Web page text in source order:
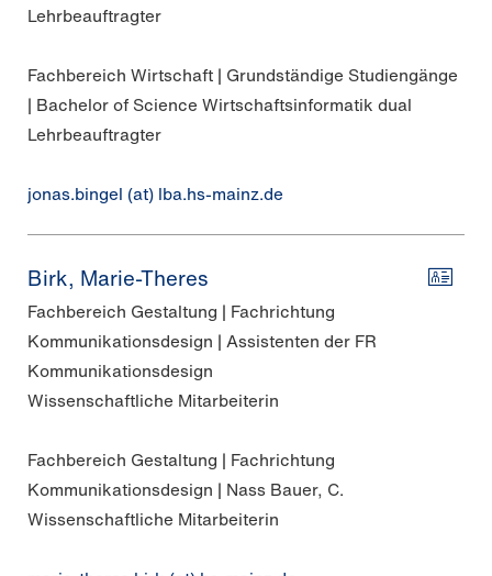
Lehrbeauftragter
Fachbereich Wirtschaft | Grundständige Studiengänge
| Bachelor of Science Wirtschaftsinformatik dual
Lehrbeauftragter
jonas.bingel (at) lba.hs-mainz.de
Birk, Marie-Theres
Fachbereich Gestaltung | Fachrichtung
Kommunikationsdesign | Assistenten der FR
Kommunikationsdesign
Wissenschaftliche Mitarbeiterin
Fachbereich Gestaltung | Fachrichtung
Kommunikationsdesign | Nass Bauer, C.
Wissenschaftliche Mitarbeiterin